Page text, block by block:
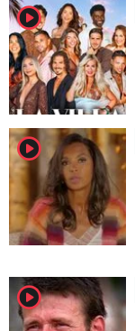
player2
player2
player2